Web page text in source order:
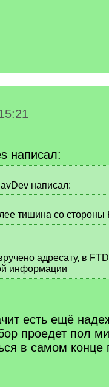
написал:
написал:
тишина со стороны
адресату, в
информации
есть ещё
проедет пол
в самом конце